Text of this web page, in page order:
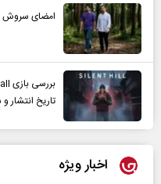
امضای سروش
تاریخ انتشار
اخبار ویژه